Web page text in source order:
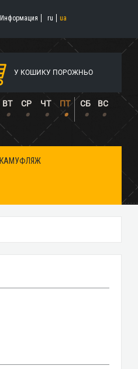
Информация ru ua
У КОШИКУ ПОРОЖНЬО
ВТ СР ЧТ ПТ СБ ВС
• • • • • •
КАМУФЛЯЖ